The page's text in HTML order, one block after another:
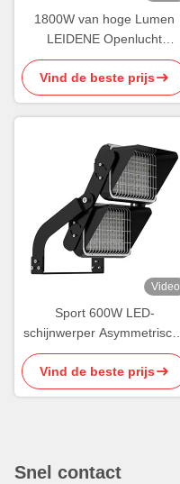
1800W van hoge Lumen
LEIDENE Openlucht
Draaibare de Modules
Draadloze Controle
Vloedlichten
Vind de beste prijs
Video
Sport 600W LED-
schijnwerper Asymmetrische
buitenbasketbalverlichting
Vind de beste prijs
Snel contact